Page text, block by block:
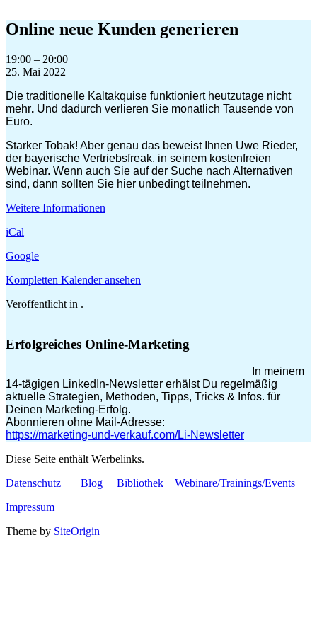
Inhalt
springen
Online neue Kunden generieren
Online
neue
generieren
19:00 – 20:00
25. Mai 2022
Die traditionelle Kaltakquise funktioniert heutzutage nicht
mehr. Und dadurch verlieren Sie monatlich Tausende von
Euro.
Starker Tobak! Aber genau das beweist Ihnen Uwe Rieder,
der bayerische Vertriebsfreak, in seinem kostenfreien
Webinar. Wenn auch Sie auf der Suche nach Alternativen
sind, dann sollten Sie hier unbedingt teilnehmen.
Weitere Informationen
iCal
Google
Kompletten Kalender ansehen
Veröffentlicht in .
Erfolgreiches Online-Marketing
In meinem
14-tägigen LinkedIn-Newsletter erhälst Du regelmäßig
aktuelle Strategien, Methoden, Tipps, Tricks & Infos. für
Deinen Marketing-Erfolg.
Abonnieren ohne Mail-Adresse:
https://marketing-und-verkauf.com/Li-Newsletter
Diese Seite enthält Werbelinks.
Datenschutz
Blog Bibliothek
Webinare/Trainings/Events
Impressum
Theme by SiteOrigin